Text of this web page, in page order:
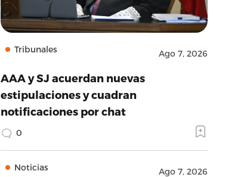
Tribunales Ago 7, 2026
AAA y SJ acuerdan nuevas
estipulaciones y cuadran
notificaciones por chat
0
Noticias Ago 7, 2026